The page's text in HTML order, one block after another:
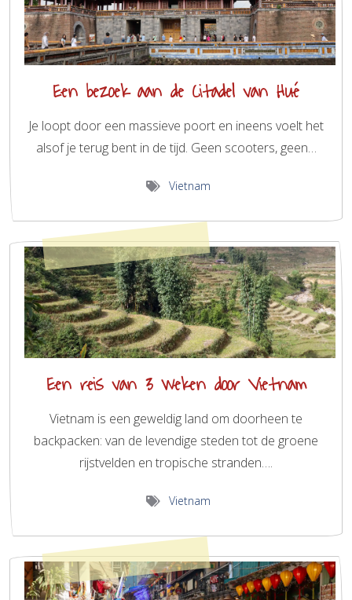
Een bezoek aan de Citadel van Hué
Je loopt door een massieve poort en ineens voelt het
alsof je terug bent in de tijd. Geen scooters, geen…
Vietnam
Een reis van 3 weken door Vietnam
Vietnam is een geweldig land om doorheen te
backpacken: van de levendige steden tot de groene
rijstvelden en tropische stranden….
Vietnam